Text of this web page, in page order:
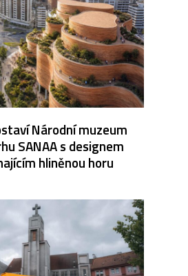
Národní muzeum
SANAA s designem
hliněnou horu